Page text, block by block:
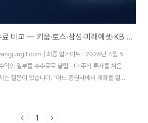
2026년 증권사 수수료 비교 — 키움·토스·삼성·미래에셋·KB 한눈에 정리
| 최종 업데이트 : 2026년 4월 5
익의 일부를 수수료로 날립니다.주식 투자를 처음
는 질문이 있습니다. "어느 증권사에서 계좌를 열어
엔 이름이 익숙한 증권사를 아무 생각 없이 골랐습
마나 중요한지 실감했습니다. 예를 들어 월 1,000
1